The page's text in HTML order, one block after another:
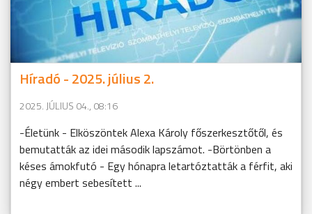
Híradó - 2025. július 2.
2025. JÚLIUS 04., 08:16
-Életünk - Elköszöntek Alexa Károly főszerkesztőtől, és
bemutatták az idei második lapszámot. -Börtönben a
késes ámokfutó - Egy hónapra letartóztatták a férfit, aki
négy embert sebesített ...